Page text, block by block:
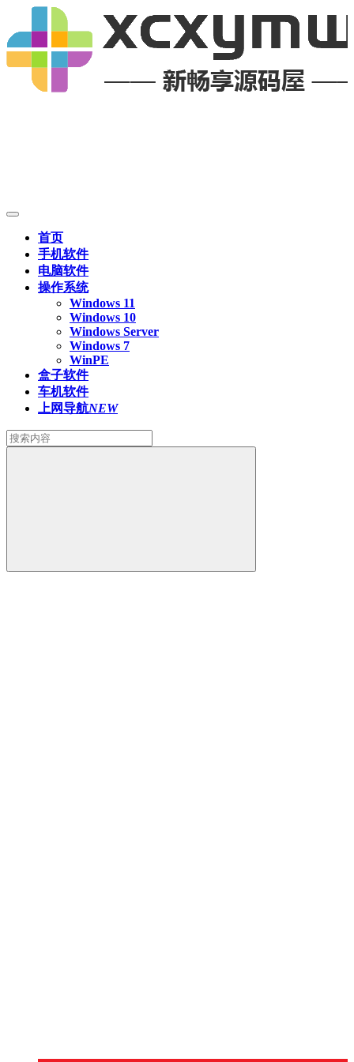
首页
手机软件
电脑软件
操作系统
Windows 11
Windows 10
Windows Server
Windows 7
WinPE
盒子软件
车机软件
上网导航NEW